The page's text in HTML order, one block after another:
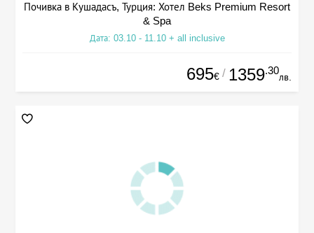
Почивка в Кушадасъ, Турция: Хотел Beks Premium Resort
& Spa
Дата: 03.10 - 11.10 + all inclusive
695€ / 1359.30
лв.